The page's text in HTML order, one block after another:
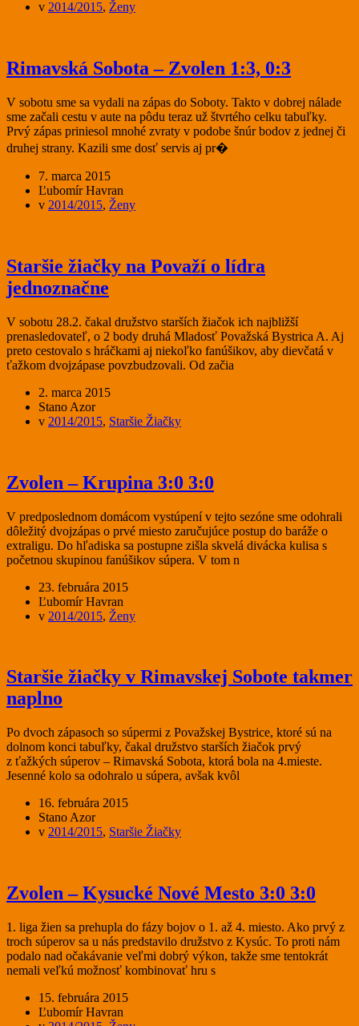
v 2014/2015, Ženy
Rimavská Sobota – Zvolen 1:3, 0:3
V sobotu sme sa vydali na zápas do Soboty. Takto v dobrej nálade
sme začali cestu v aute na pôdu teraz už štvrtého celku tabuľky.
Prvý zápas priniesol mnohé zvraty v podobe šnúr bodov z jednej či
druhej strany. Kazili sme dosť servis aj pr�
7. marca 2015
Ľubomír Havran
v 2014/2015, Ženy
Staršie žiačky na Považí o lídra
jednoznačne
V sobotu 28.2. čakal družstvo starších žiačok ich najbližší
prenasledovateľ, o 2 body druhá Mladosť Považská Bystrica A. Aj
preto cestovalo s hráčkami aj niekoľko fanúšikov, aby dievčatá v
ťažkom dvojzápase povzbudzovali. Od začia
2. marca 2015
Stano Azor
v 2014/2015, Staršie Žiačky
Zvolen – Krupina 3:0 3:0
V predposlednom domácom vystúpení v tejto sezóne sme odohrali
dôležitý dvojzápas o prvé miesto zaručujúce postup do baráže o
extraligu. Do hľadiska sa postupne zišla skvelá divácka kulisa s
početnou skupinou fanúšikov súpera. V tom n
23. februára 2015
Ľubomír Havran
v 2014/2015, Ženy
Staršie žiačky v Rimavskej Sobote takmer
naplno
Po dvoch zápasoch so súpermi z Považskej Bystrice, ktoré sú na
dolnom konci tabuľky, čakal družstvo starších žiačok prvý
z ťažkých súperov – Rimavská Sobota, ktorá bola na 4.mieste.
Jesenné kolo sa odohralo u súpera, avšak kvôl
16. februára 2015
Stano Azor
v 2014/2015, Staršie Žiačky
Zvolen – Kysucké Nové Mesto 3:0 3:0
1. liga žien sa prehupla do fázy bojov o 1. až 4. miesto. Ako prvý z
troch súperov sa u nás predstavilo družstvo z Kysúc. To proti nám
podalo nad očakávanie veľmi dobrý výkon, takže sme tentokrát
nemali veľkú možnosť kombinovať hru s
15. februára 2015
Ľubomír Havran